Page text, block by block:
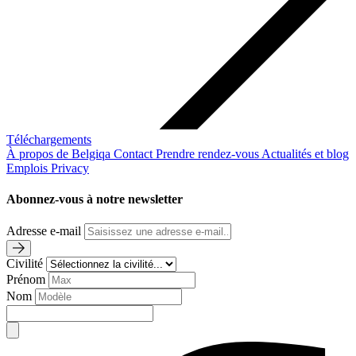
Téléchargements
À propos de Belgiqa Contact Prendre rendez-vous Actualités et blog
Emplois Privacy
Abonnez-vous à notre newsletter
Adresse e-mail
Civilité
Prénom
Nom